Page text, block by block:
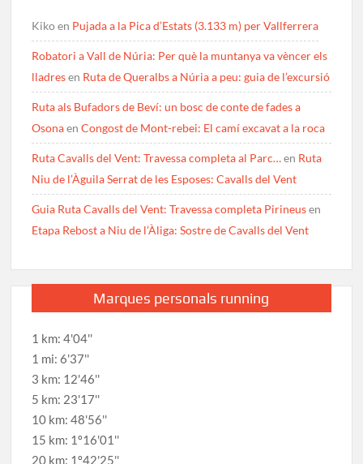
Kikoen Pujada a la Pica d’Estats (3.133 m) per Vallferrera
Robatori a Vall de Núria: Per què la muntanya va vèncer els
lladresen Ruta de Queralbs a Núria a peu: guia de l’excursió
Ruta als Bufadors de Beví: un bosc de conte de fades a
OsonaenCongost de Mont-rebei: El camí excavat a la roca
Ruta Cavalls del Vent: Travessa completa al Parc…en Ruta
Niu de l’Àguila Serrat de les Esposes: Cavalls del Vent
Guia Ruta Cavalls del Vent: Travessa completa Pirineusen
Etapa Rebost a Niu de l’Àliga: Sostre de Cavalls del Vent
Marques personals running
1 km: 4'04''
1 mi: 6'37''
3 km: 12'46''
5 km: 23'17''
10 km: 48'56''
15 km: 1º16'01''
20 km: 1º42'25''